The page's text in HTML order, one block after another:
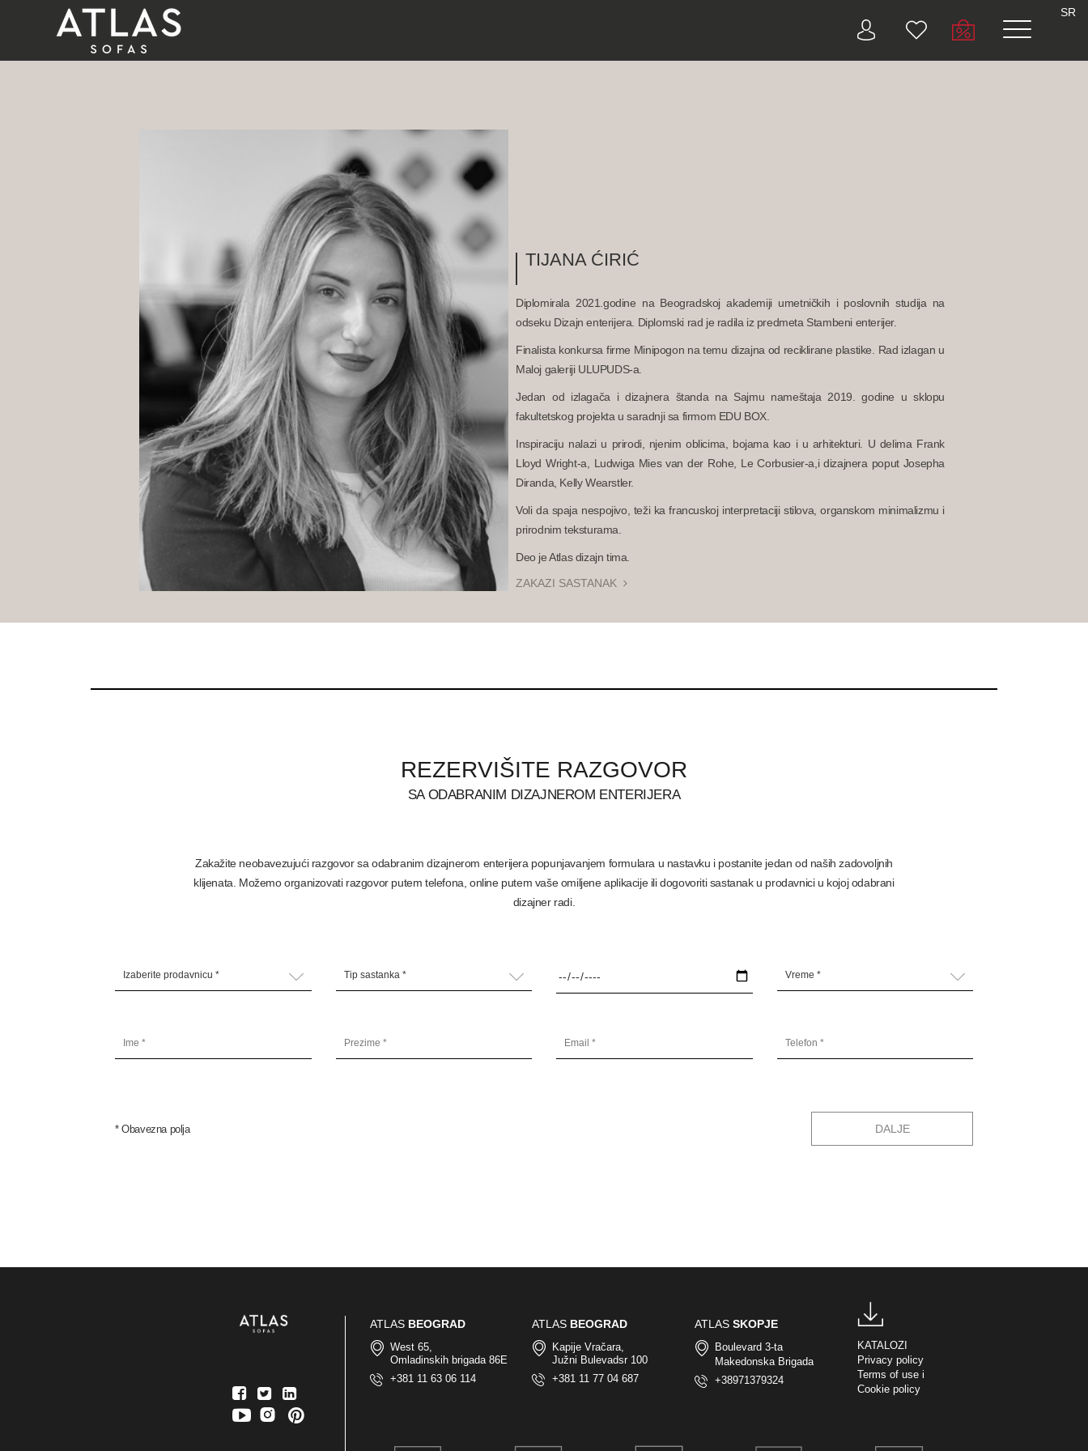
Name: (required)
SR
TIJANA ĆIRIĆ
Diplomirala 2021.godine na Beogradskoj akademiji umetničkih i poslovnih studija na
odseku Dizajn enterijera. Diplomski rad je radila iz predmeta Stambeni enterijer.
Finalista konkursa firme Minipogon na temu dizajna od reciklirane plastike. Rad izlagan u
Maloj galeriji ULUPUDS-a.
Jedan od izlagača i dizajnera štanda na Sajmu nameštaja 2019. godine u sklopu
fakultetskog projekta u saradnji sa firmom EDU BOX.
Inspiraciju nalazi u prirodi, njenim oblicima, bojama kao i u arhitekturi. U delima Frank
Lloyd Wright-a, Ludwiga Mies van der Rohe, Le Corbusier-a,i dizajnera poput Josepha
Diranda, Kelly Wearstler.
Voli da spaja nespojivo, teži ka francuskoj interpretaciji stilova, organskom minimalizmu i
prirodnim teksturama.
Deo je Atlas dizajn tima.
ZAKAZI SASTANAK
REZERVIŠITE RAZGOVOR
SA ODABRANIM DIZAJNEROM ENTERIJERA
Zakažite neobavezujući razgovor sa odabranim dizajnerom enterijera popunjavanjem formulara u nastavku i postanite jedan od naših zadovoljnih
klijenata. Možemo organizovati razgovor putem telefona, online putem vaše omiljene aplikacije ili dogovoriti sastanak u prodavnici u kojoj odabrani
dizajner radi.
Izaberite prodavnicu * Tip sastanka * Vreme *
*Obavezna polja DALJE
ATLAS BEOGRAD
West 65,
Omladinskih brigada 86E
+381 11 63 06 114
ATLAS BEOGRAD
Kapije Vračara,
Južni Bulevadsr 100
+381 11 77 04 687
ATLASSKOPJE
Boulevard 3-ta
Makedonska Brigada
+38971379324
KATALOZI
Privacy policy
Terms of use i
Cookie policy